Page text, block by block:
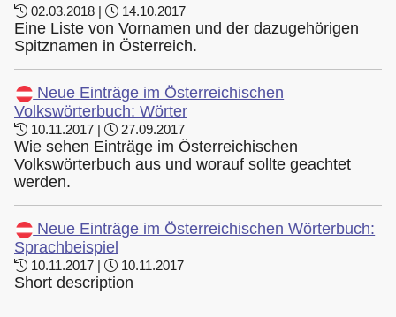
02.03.2018 | 14.10.2017
Eine Liste von Vornamen und der dazugehörigen
Spitznamen in Österreich.
Neue Einträge im Österreichischen
Volkswörterbuch: Wörter
10.11.2017 | 27.09.2017
Wie sehen Einträge im Österreichischen
Volkswörterbuch aus und worauf sollte geachtet
werden.
Neue Einträge im Österreichischen Wörterbuch:
Sprachbeispiel
10.11.2017 | 10.11.2017
Short description